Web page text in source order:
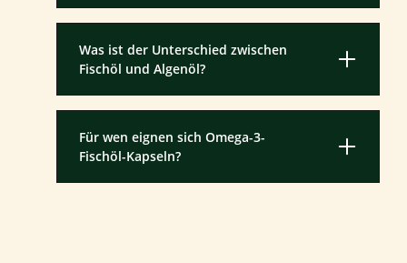
Was ist der Unterschied zwischen
Fischöl und Algenöl?
Für wen eignen sich Omega-3-
Fischöl-Kapseln?